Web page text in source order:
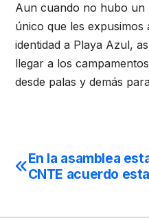
Aun cuando no hubo un
único que les
identidad a Playa Azul,
llegar a los
desde palas y demás
Navegación
En la asamblea
CNTE acuerdo